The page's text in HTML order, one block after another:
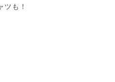
ツも！